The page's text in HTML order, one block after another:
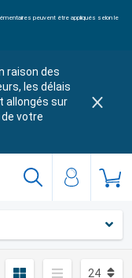
peuvent être appliqués selon le
raison des
les délais
allongés sur
votre